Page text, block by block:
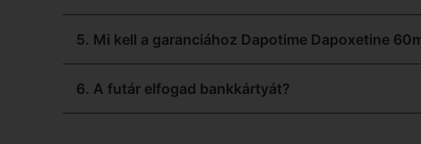
5. Mi kell a garanciához Dapotime Dapoxetine
6. A futár elfogad bankkártyát?